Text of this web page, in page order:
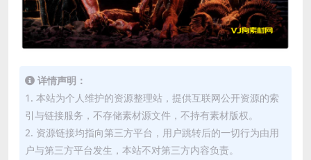
详情声明：
1. 本站为个人维护的资源整理站，提供互联网公开资源的索
引与链接服务，不存储素材源文件，不持有素材版权。
2. 资源链接均指向第三方平台，用户跳转后的一切行为由用
户与第三方平台发生，本站不对第三方内容负责。